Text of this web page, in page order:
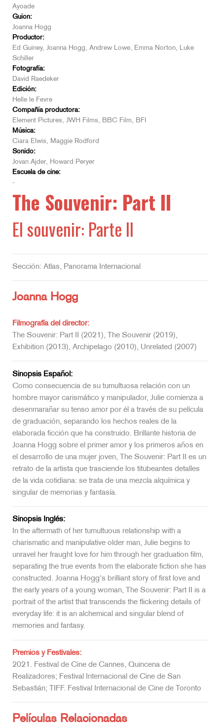
Ayoade
Guion:
Joanna Hogg
Productor:
Ed Guiney, Joanna Hogg, Andrew Lowe, Emma Norton, Luke
Schiller
Fotografía:
David Raedeker
Edición:
Helle le Fevre
Compañía productora:
Element Pictures, JWH Films, BBC Film, BFI
Música:
Ciara Elwis, Maggie Rodford
Sonido:
Jovan Ajder, Howard Peryer
Escuela de cine:
-
The Souvenir: Part II
El souvenir: Parte II
Sección: Atlas, Panorama Internacional
Joanna Hogg
Filmografía del director:
The Souvenir: Part II (2021), The Souvenir (2019),
Exhibition (2013), Archipelago (2010), Unrelated (2007)
Sinopsis Español:
Como consecuencia de su tumultuosa relación con un
hombre mayor carismático y manipulador, Julie comienza a
desenmarañar su tenso amor por él a través de su película
de graduación, separando los hechos reales de la
elaborada ficción que ha construido. Brillante historia de
Joanna Hogg sobre el primer amor y los primeros años en
el desarrollo de una mujer joven, The Souvenir: Part II es un
retrato de la artista que trasciende los titubeantes detalles
de la vida cotidiana: se trata de una mezcla alquímica y
singular de memorias y fantasía.
Sinopsis Inglés:
In the aftermath of her tumultuous relationship with a
charismatic and manipulative older man, Julie begins to
unravel her fraught love for him through her graduation film,
separating the true events from the elaborate fiction she has
constructed. Joanna Hogg's brilliant story of first love and
the early years of a young woman, The Souvenir: Part II is a
portrait of the artist that transcends the flickering details of
everyday life: it is an alchemical and singular blend of
memories and fantasy.
Premios y Festivales:
2021. Festival de Cine de Cannes, Quincena de
Realizadores; Festival Internacional de Cine de San
Sebastián; TIFF. Festival Internacional de Cine de Toronto
Películas Relacionadas